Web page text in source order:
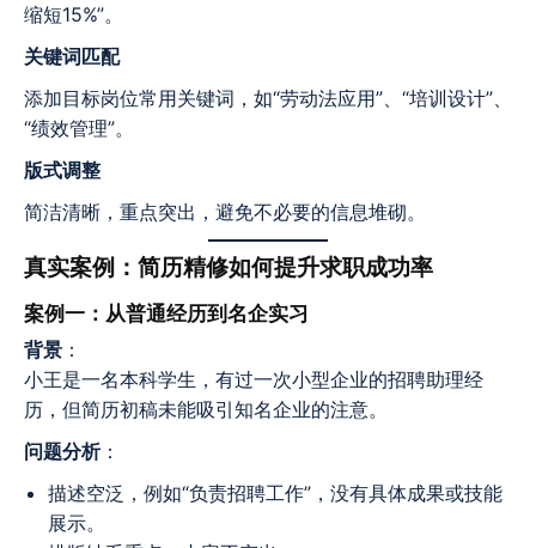
缩短15%”。
关键词匹配
添加目标岗位常用关键词，如“劳动法应用”、“培训设计”、
“绩效管理”。
版式调整
简洁清晰，重点突出，避免不必要的信息堆砌。
真实案例：简历精修如何提升求职成功率
案例一：从普通经历到名企实习
背景 ：
小王是一名本科学生，有过一次小型企业的招聘助理经
历，但简历初稿未能吸引知名企业的注意。
问题分析：
描述空泛，例如“负责招聘工作”，没有具体成果或技能
展示。